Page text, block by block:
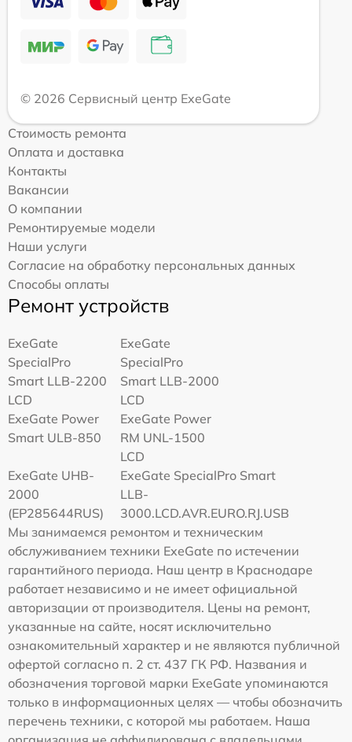
© 2026 Сервисный центр ExeGate
Стоимость ремонта
Оплата и доставка
Контакты
Вакансии
О компании
Ремонтируемые модели
Наши услуги
Согласие на обработку персональных данных
Способы оплаты
Ремонт устройств
ExeGate
SpecialPro
Smart LLB-2200
LCD
ExeGate
SpecialPro
Smart LLB-2000
LCD
ExeGate Power
Smart ULB-850
ExeGate Power
RM UNL-1500
LCD
ExeGate UHB-
2000
(EP285644RUS)
ExeGate SpecialPro Smart
LLB-
3000.LCD.AVR.EURO.RJ.USB
Мы занимаемся ремонтом и техническим
обслуживанием техники ExeGate по истечении
гарантийного периода. Наш центр в Краснодаре
работает независимо и не имеет официальной
авторизации от производителя. Цены на ремонт,
указанные на сайте, носят исключительно
ознакомительный характер и не являются публичной
офертой согласно п. 2 ст. 437 ГК РФ. Названия и
обозначения торговой марки ExeGate упоминаются
только в информационных целях — чтобы обозначить
перечень техники, с которой мы работаем. Наша